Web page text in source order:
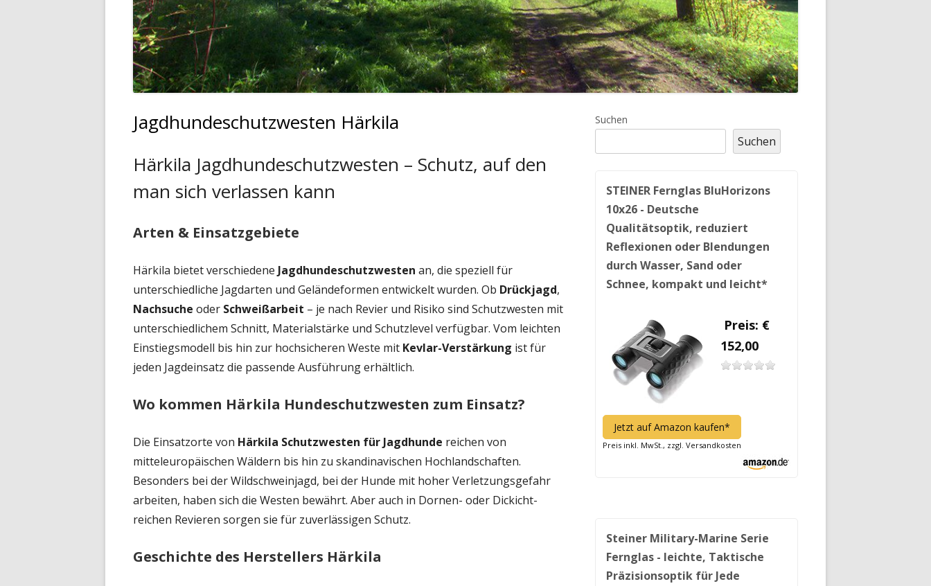
Jagdhundeschutzwesten Härkila
Härkila Jagdhundeschutzwesten – Schutz, auf den
man sich verlassen kann
Arten & Einsatzgebiete
Härkila bietet verschiedene Jagdhundeschutzwesten an, die speziell für
unterschiedliche Jagdarten und Geländeformen entwickelt wurden. Ob Drückjagd,
Nachsuche oder Schweißarbeit – je nach Revier und Risiko sind Schutzwesten mit
unterschiedlichem Schnitt, Materialstärke und Schutzlevel verfügbar. Vom leichten
Einstiegsmodell bis hin zur hochsicheren Weste mit Kevlar-Verstärkung ist für
jeden Jagdeinsatz die passende Ausführung erhältlich.
Wo kommen Härkila Hundeschutzwesten zum Einsatz?
Die Einsatzorte von Härkila Schutzwesten für Jagdhunde reichen von
mitteleuropäischen Wäldern bis hin zu skandinavischen Hochlandschaften.
Besonders bei der Wildschweinjagd, bei der Hunde mit hoher Verletzungsgefahr
arbeiten, haben sich die Westen bewährt. Aber auch in Dornen- oder Dickicht-
reichen Revieren sorgen sie für zuverlässigen Schutz.
Geschichte des Herstellers Härkila
Haupt-
Seitenleiste
Suchen
Suchen
STEINER Fernglas BluHorizons
10x26 - Deutsche
Qualitätsoptik, reduziert
Reflexionen oder Blendungen
durch Wasser, Sand oder
Schnee, kompakt und leicht*
Preis: €
152,00
Jetzt auf Amazon kaufen*
Preis inkl. MwSt., zzgl. Versandkosten
Steiner Military-Marine Serie
Fernglas - leichte, Taktische
Präzisionsoptik für Jede